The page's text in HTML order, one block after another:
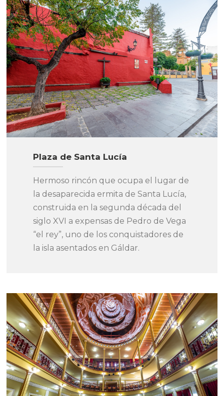
Plaza de Santa Lucía
Hermoso rincón que ocupa el lugar de
la desaparecida ermita de Santa Lucía,
construida en la segunda década del
siglo XVI a expensas de Pedro de Vega
“el rey”, uno de los conquistadores de
la isla asentados en Gáldar.